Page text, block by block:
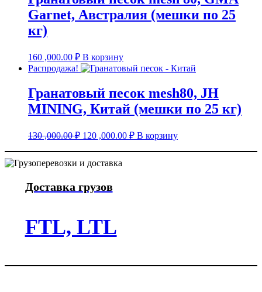
Garnet, Австралия (мешки по 25
кг)
160 ,000.00 ₽ В корзину
Распродажа!
Гранатовый песок mesh80, JH
MINING, Китай (мешки по 25 кг)
130 ,000.00₽ Первоначальная
составляла
130
120 ,000.00 ₽Текущая
цена:
120
В корзину
Доставка грузов
FTL, LTL